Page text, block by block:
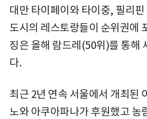
대만 타이페이와 타이중, 필리
도시의 레스토랑들이 순위권에
징은 올해 람드레(50위)를 통해
다.
최근 2년 연속 서울에서 개최된
노와 아쿠아파나가 후원했고 농